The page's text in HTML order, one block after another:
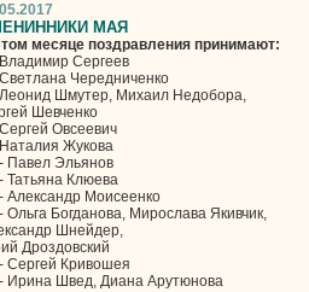
МАЯ
месяце поздравления принимают:
Сергеев
Чередниченко
Шмутер, Михаил Недобора,
Шевченко
Овсеевич
Жукова
Павел Эльянов
Татьяна Клюева
Александр Моисеенко
Ольга Богданова, Мирослава Якивчик,
Шнейдер,
Дроздовский
Сергей Кривошея
Ирина Швед, Диана Арутюнова